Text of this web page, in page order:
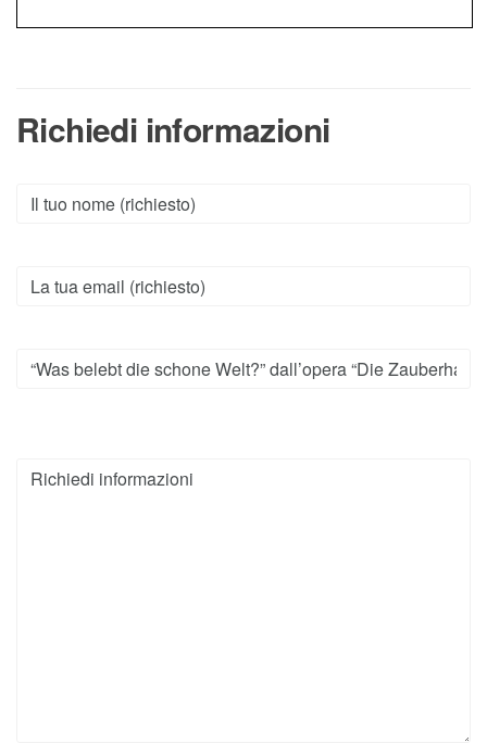
Richiedi informazioni